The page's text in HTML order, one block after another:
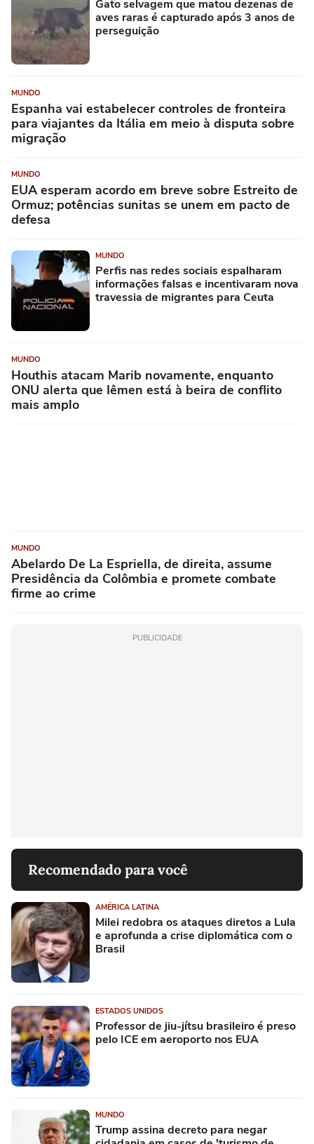
Gato selvagem que matou dezenas de
aves raras é capturado após 3 anos de
perseguição
MUNDO
Espanha vai estabelecer controles de fronteira
para viajantes da Itália em meio à disputa sobre
migração
MUNDO
EUA esperam acordo em breve sobre Estreito de
Ormuz; potências sunitas se unem em pacto de
defesa
MUNDO
Perfis nas redes sociais espalharam
informações falsas e incentivaram nova
travessia de migrantes para Ceuta
MUNDO
Houthis atacam Marib novamente, enquanto
ONU alerta que Iêmen está à beira de conflito
mais amplo
MUNDO
Abelardo De La Espriella, de direita, assume
Presidência da Colômbia e promete combate
firme ao crime
PUBLICIDADE
Recomendado para você
AMÉRICA LATINA
Milei redobra os ataques diretos a Lula
e aprofunda a crise diplomática com o
Brasil
ESTADOS UNIDOS
Professor de jiu-jítsu brasileiro é preso
pelo ICE em aeroporto nos EUA
MUNDO
Trump assina decreto para negar